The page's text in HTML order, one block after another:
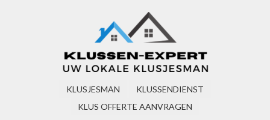
KLUSJESMAN
KLUSSENDIENST
KLUS OFFERTE AANVRAGEN